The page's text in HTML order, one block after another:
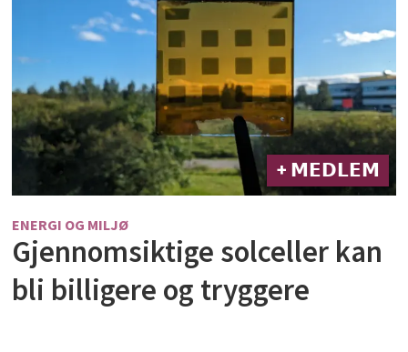
+ 𝗠𝗘𝗗𝗟𝗘𝗠
ENERGI OG MILJØ
Gjennomsiktige solceller kan
bli billigere og tryggere